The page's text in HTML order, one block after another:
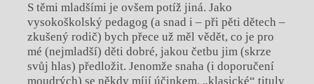
S těmi mladšími je ovšem potíž jiná. Jako
vysokoškolský pedagog (a snad i – při pěti dětech –
zkušený rodič) bych přece už měl vědět, co je pro
mé (nejmladší) děti dobré, jakou četbu jim (skrze
svůj hlas) předložit. Jenomže snaha (i doporučení
moudrých) se někdy míjí účinkem, „klasické“ tituly